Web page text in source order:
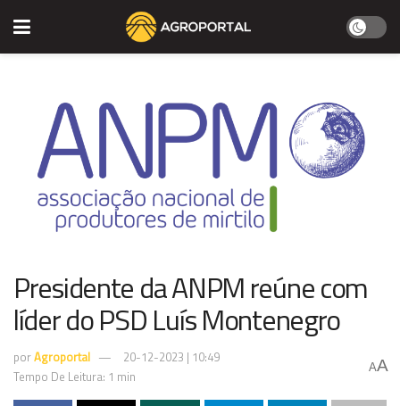
Presidente da ANPM reúne com
líder do PSD Luís Montenegro
porAgroportal
20-12-2023 | 10:49
Tempo De Leitura: 1 min
AA